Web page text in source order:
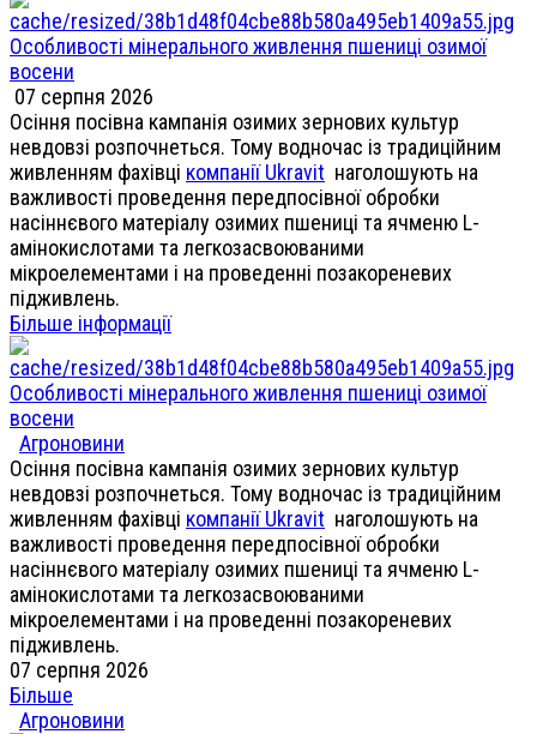
Особливості мінерального живлення пшениці озимої
восени
07 серпня 2026
Осіння посівна кампанія озимих зернових культур
невдовзі розпочнеться. Тому водночас із традиційним
живленням фахівці компанії Ukravit наголошують на
важливості проведення передпосівної обробки
насіннєвого матеріалу озимих пшениці та ячменю L-
амінокислотами та легкозасвоюваними
мікроелементами і на проведенні позакореневих
підживлень.
Більше інформації
Особливості мінерального живлення пшениці озимої
восени
Агроновини
Осіння посівна кампанія озимих зернових культур
невдовзі розпочнеться. Тому водночас із традиційним
живленням фахівці компанії Ukravit наголошують на
важливості проведення передпосівної обробки
насіннєвого матеріалу озимих пшениці та ячменю L-
амінокислотами та легкозасвоюваними
мікроелементами і на проведенні позакореневих
підживлень.
07 серпня 2026
Більше
Агроновини